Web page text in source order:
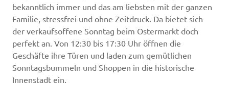
bekanntlich immer und das am liebsten mit der ganzen
Familie, stressfrei und ohne Zeitdruck. Da bietet sich
der verkaufsoffene Sonntag beim Ostermarkt doch
perfekt an. Von 12:30 bis 17:30 Uhr öffnen die
Geschäfte ihre Türen und laden zum gemütlichen
Sonntagsbummeln und Shoppen in die historische
Innenstadt ein.